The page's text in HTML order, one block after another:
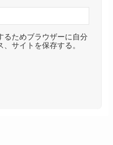
るためブラウザーに自分
サイトを保存する。